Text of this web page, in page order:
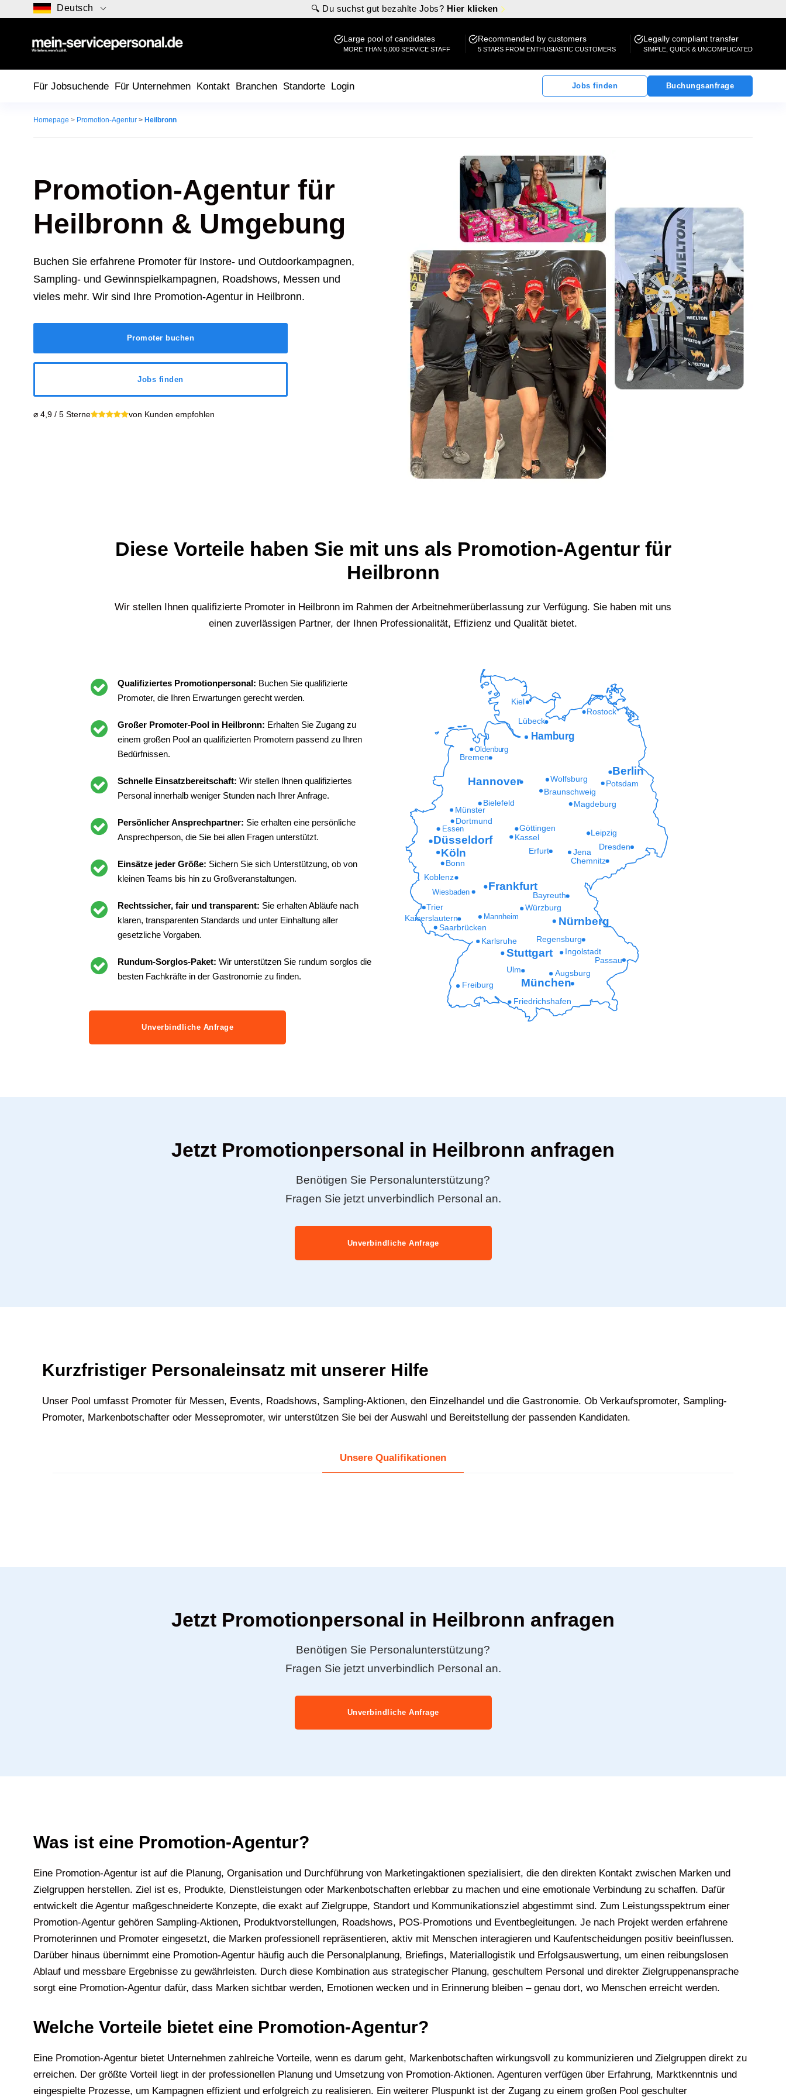
Deutsch 🔍 Du suchst gut bezahlte Jobs? Hier klicken
Large pool of candidates
MORE THAN 5,000 SERVICE STAFF
Recommended by customers
5 STARS FROM ENTHUSIASTIC CUSTOMERS
Legally compliant transfer
SIMPLE, QUICK & UNCOMPLICATED
Für Jobsuchende Für Unternehmen Kontakt Branchen Standorte Login Jobs finden Buchungsanfrage
Homepage > Promotion-Agentur > Heilbronn
Promotion-Agentur für
Heilbronn & Umgebung
Buchen Sie erfahrene Promoter für Instore- und Outdoorkampagnen,
Sampling- und Gewinnspielkampagnen, Roadshows, Messen und
vieles mehr. Wir sind Ihre Promotion-Agentur in Heilbronn.
Promoter buchen
Jobs finden
⌀ 4,9 / 5 Sterne von Kunden empfohlen
Diese Vorteile haben Sie mit uns als Promotion-Agentur für
Heilbronn
Wir stellen Ihnen qualifizierte Promoter in Heilbronn im Rahmen der Arbeitnehmerüberlassung zur Verfügung. Sie haben mit uns
einen zuverlässigen Partner, der Ihnen Professionalität, Effizienz und Qualität bietet.
Qualifiziertes Promotionpersonal: Buchen Sie qualifizierte
Promoter, die Ihren Erwartungen gerecht werden.
Großer Promoter-Pool in Heilbronn: Erhalten Sie Zugang zu
einem großen Pool an qualifizierten Promotern passend zu Ihren
Bedürfnissen.
Schnelle Einsatzbereitschaft: Wir stellen Ihnen qualifiziertes
Personal innerhalb weniger Stunden nach Ihrer Anfrage.
Persönlicher Ansprechpartner: Sie erhalten eine persönliche
Ansprechperson, die Sie bei allen Fragen unterstützt.
Einsätze jeder Größe: Sichern Sie sich Unterstützung, ob von
kleinen Teams bis hin zu Großveranstaltungen.
Rechtssicher, fair und transparent: Sie erhalten Abläufe nach
klaren, transparenten Standards und unter Einhaltung aller
gesetzliche Vorgaben.
Rundum-Sorglos-Paket: Wir unterstützen Sie rundum sorglos die
besten Fachkräfte in der Gastronomie zu finden.
Unverbindliche Anfrage
Friedrichshafen
Freiburg
Augsburg
Ulm
Passau
Ingolstadt
Regensburg
Karlsruhe
Saarbrücken
Kaiserslautern Mannheim
Würzburg
Trier
Wiesbaden Bayreuth
Koblenz
Chemnitz
Bonn
Erfurt Jena
Dresden
Kassel
Göttingen
Essen
Dortmund
Münster
Magdeburg
Bielefeld
Braunschweig
Potsdam
Wolfsburg
Oldenburg
Lübeck
Rostock
Kiel
München
Stuttgart
Nürnberg
Frankfurt
Köln
Düsseldorf
Leipzig
Hannover
Berlin
Bremen
Hamburg
Jetzt Promotionpersonal in Heilbronn anfragen
Benötigen Sie Personalunterstützung?
Fragen Sie jetzt unverbindlich Personal an.
Unverbindliche Anfrage
Kurzfristiger Personaleinsatz mit unserer Hilfe
Unser Pool umfasst Promoter für Messen, Events, Roadshows, Sampling-Aktionen, den Einzelhandel und die Gastronomie. Ob Verkaufspromoter, Sampling-
Promoter, Markenbotschafter oder Messepromoter, wir unterstützen Sie bei der Auswahl und Bereitstellung der passenden Kandidaten.
Unsere Qualifikationen
Jetzt Promotionpersonal in Heilbronn anfragen
Benötigen Sie Personalunterstützung?
Fragen Sie jetzt unverbindlich Personal an.
Unverbindliche Anfrage
Was ist eine Promotion-Agentur?
Eine Promotion-Agentur ist auf die Planung, Organisation und Durchführung von Marketingaktionen spezialisiert, die den direkten Kontakt zwischen Marken und
Zielgruppen herstellen. Ziel ist es, Produkte, Dienstleistungen oder Markenbotschaften erlebbar zu machen und eine emotionale Verbindung zu schaffen. Dafür
entwickelt die Agentur maßgeschneiderte Konzepte, die exakt auf Zielgruppe, Standort und Kommunikationsziel abgestimmt sind. Zum Leistungsspektrum einer
Promotion-Agentur gehören Sampling-Aktionen, Produktvorstellungen, Roadshows, POS-Promotions und Eventbegleitungen. Je nach Projekt werden erfahrene
Promoterinnen und Promoter eingesetzt, die Marken professionell repräsentieren, aktiv mit Menschen interagieren und Kaufentscheidungen positiv beeinflussen.
Darüber hinaus übernimmt eine Promotion-Agentur häufig auch die Personalplanung, Briefings, Materiallogistik und Erfolgsauswertung, um einen reibungslosen
Ablauf und messbare Ergebnisse zu gewährleisten. Durch diese Kombination aus strategischer Planung, geschultem Personal und direkter Zielgruppenansprache
sorgt eine Promotion-Agentur dafür, dass Marken sichtbar werden, Emotionen wecken und in Erinnerung bleiben – genau dort, wo Menschen erreicht werden.
Welche Vorteile bietet eine Promotion-Agentur?
Eine Promotion-Agentur bietet Unternehmen zahlreiche Vorteile, wenn es darum geht, Markenbotschaften wirkungsvoll zu kommunizieren und Zielgruppen direkt zu
erreichen. Der größte Vorteil liegt in der professionellen Planung und Umsetzung von Promotion-Aktionen. Agenturen verfügen über Erfahrung, Marktkenntnis und
eingespielte Prozesse, um Kampagnen effizient und erfolgreich zu realisieren. Ein weiterer Pluspunkt ist der Zugang zu einem großen Pool geschulter